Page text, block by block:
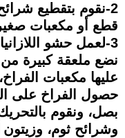
2-نقوم بتقطيع
قطع أو مكعبات
3-لعمل حشو
نضع ملعقة كبيرة
عليها مكعبات
حصول الفراخ على
بصل، ونقوم
وشرائح ثوم،